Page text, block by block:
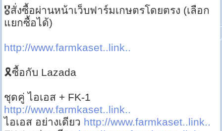
🎖สั่งซื้อผ่านหน้าเว็บฟาร์มเกษตรโดยตรง (เลือก
แยกซื้อได้)
http://www.farmkaset..link..
🎗ซื้อกับ Lazada
ชุดคู่ ไอเอส + FK-1
http://www.farmkaset..link..
ไอเอส อย่างเดียว http://www.farmkaset..link..